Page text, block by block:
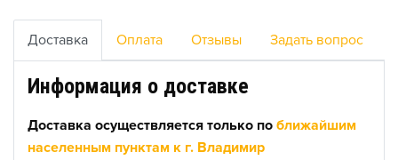
Доставка Оплата Отзывы Задать вопрос
Информация о доставке
Доставка осуществляется только по ближайшим
населенным пунктам к г. Владимир